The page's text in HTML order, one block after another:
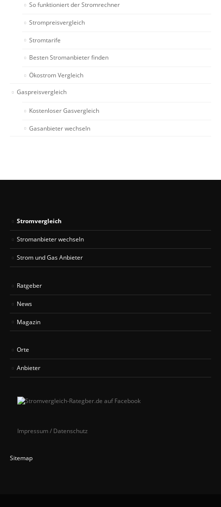
So funktioniert der Stromrechner
Strompreisvergleich
Stromtarife
Besten Stromanbieter finden
Ökostrom Vergleich
Gaspreisvergleich
Kostenloser Gasvergleich
Gasanbieter wechseln
Stromvergleich
Stromanbieter wechseln
Strom und Gas Anbieter
Ratgeber
News
Magazin
Orte
Anbieter
Impressum / Datenschutz
Sitemap